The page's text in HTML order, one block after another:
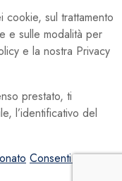
cookie, sul trattamento
e sulle modalità per
e la nostra Privacy
prestato, ti
l’identificativo del
Consenti tutto